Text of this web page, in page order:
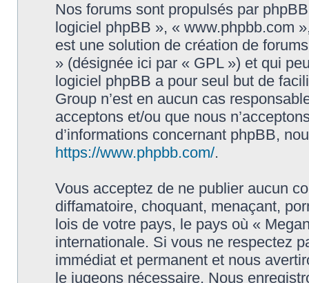
Nos forums sont propulsés par
logiciel phpBB », « www.phpbb.com
est une solution de création de
» (désignée ici par « GPL ») et qui
logiciel phpBB a pour seul but de
Group n’est en aucun cas
acceptons et/ou que nous
d’informations concernant phpBB,
https://www.phpbb.com/.
Vous acceptez de ne publier aucun
diffamatoire, choquant, menaçant,
lois de votre pays, le pays où «
internationale. Si vous ne respectez
immédiat et permanent et nous
le jugeons nécessaire. Nous